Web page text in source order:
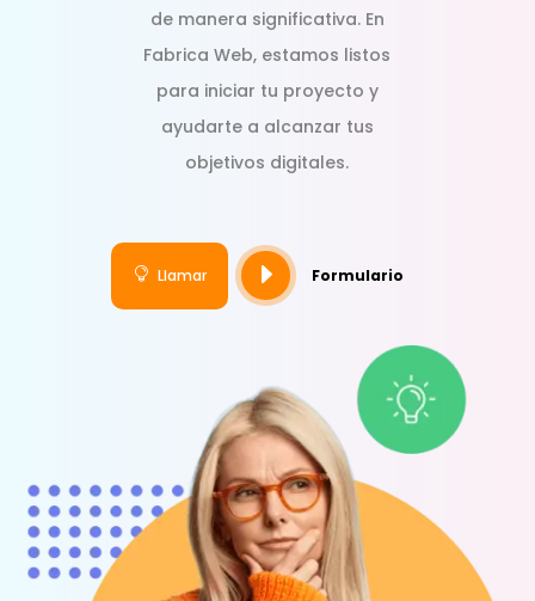
de manera significativa. En
Fabrica Web, estamos listos
para iniciar tu proyecto y
ayudarte a alcanzar tus
objetivos digitales.
 Llamar E Formulario